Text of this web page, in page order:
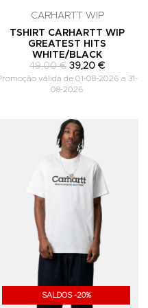
CARHARTT WIP
TSHIRT CARHARTT WIP
GREATEST HITS
WHITE/BLACK
49,00 € 39,20 €
válida de 01-08-2026 a 31-
08-2026
Adicionar aos Favoritos
SALDOS -20%